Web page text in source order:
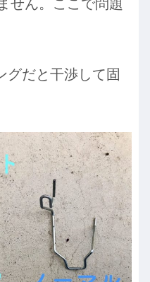
せん。ここで問題
グだと干渉して固